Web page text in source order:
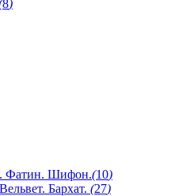
8)
Фатин. Шифон.(10)
Бархат. (27)